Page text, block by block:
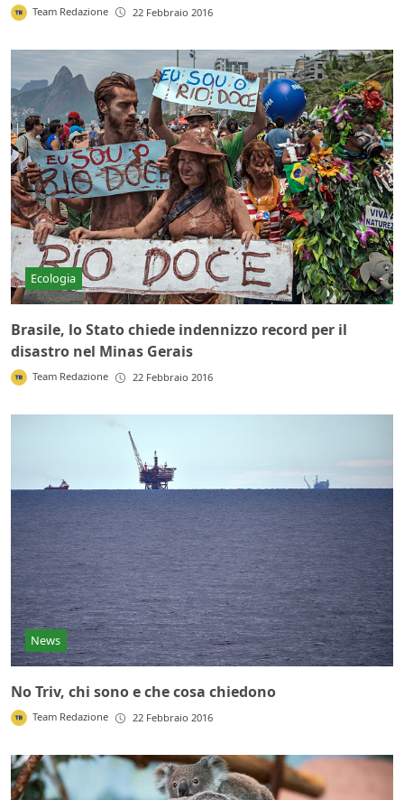
Team Redazione 22 Febbraio 2016
Ecologia
Brasile, lo Stato chiede indennizzo record per il
disastro nel Minas Gerais
Team Redazione 22 Febbraio 2016
News
No Triv, chi sono e che cosa chiedono
Team Redazione 22 Febbraio 2016